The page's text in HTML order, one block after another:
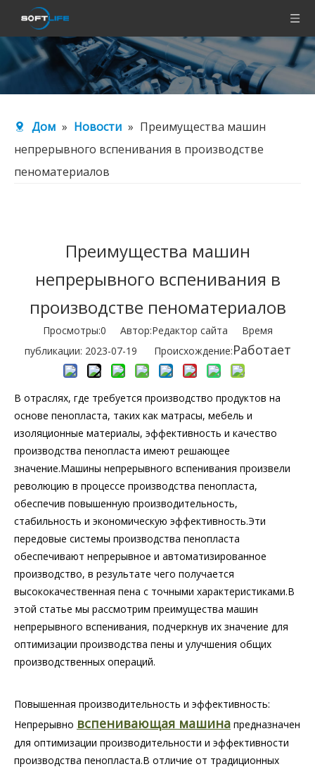
Дом » Новости » Преимущества машин
непрерывного вспенивания в производстве
пеноматериалов
Преимущества машин
непрерывного вспенивания в
производстве пеноматериалов
Просмотры:0 Автор:Pедактор сайта Время
публикации: 2023-07-19 Происхождение:Работает
В отраслях, где требуется производство продуктов на
основе пенопласта, таких как матрасы, мебель и
изоляционные материалы, эффективность и качество
производства пенопласта имеют решающее
значение.Машины непрерывного вспенивания произвели
революцию в процессе производства пенопласта,
обеспечив повышенную производительность,
стабильность и экономическую эффективность.Эти
передовые системы производства пенопласта
обеспечивают непрерывное и автоматизированное
производство, в результате чего получается
высококачественная пена с точными характеристиками.В
этой статье мы рассмотрим преимущества машин
непрерывного вспенивания, подчеркнув их значение для
оптимизации производства пены и улучшения общих
производственных операций.
Повышенная производительность и эффективность:
Непрерывно вспенивающая машина предназначен
для оптимизации производительности и эффективности
производства пенопласта.В отличие от традиционных